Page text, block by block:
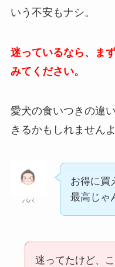
いう不安もナシ。
迷っているなら、ま
みてください。
愛犬の食いつきの違
きるかもしれませんよ
パパ
お得に買
最高じゃ
迷ってたけど、